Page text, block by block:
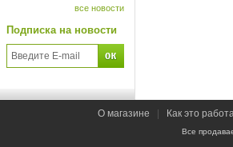
все новости
Подписка на новости
О магазине Как это
Все